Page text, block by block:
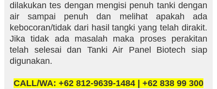
dilakukan tes dengan mengisi penuh tanki dengan
air sampai penuh dan melihat apakah ada
kebocoran/tidak dari hasil tangki yang telah dirakit.
Jika tidak ada masalah maka proses perakitan
telah selesai dan Tanki Air Panel Biotech siap
digunakan.
CALL/WA: +62 812-9639-1484 | +62 838 99 300